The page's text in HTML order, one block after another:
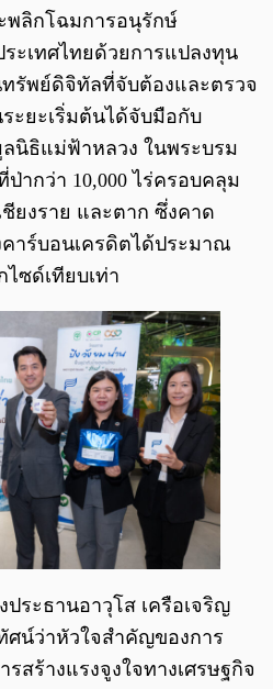
พลิกโฉมการอนุรักษ์
ะเทศไทยด้วยการแปลงทุน
รัพย์ดิจิทัลที่จับต้องและตรวจ
ะยะเริ่มต้นได้จับมือกับ
นิธิแม่ฟ้าหลวง ในพระบรม
ากว่า 10,000 ไร่ครอบคลุม
ยงราย และตาก ซึ่งคาด
าร์บอนเครดิตได้ประมาณ
ซด์เทียบเท่า
ระธานอาวุโส เครือเจริญ
น์ว่าหัวใจสำคัญของการ
สร้างแรงจูงใจทางเศรษฐกิจ